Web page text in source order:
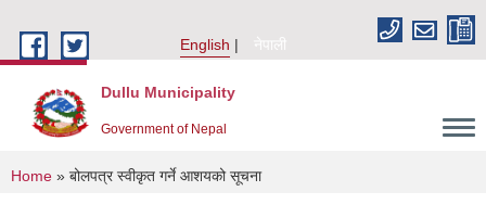
English
नेपाली
Dullu Municipality
Government of Nepal
You are here
Home » बोलपत्र स्वीकृत गर्ने आशयको सूचना